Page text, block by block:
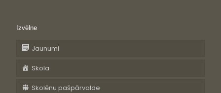
Izvēlne
Jaunumi
Skola
Skolēnu pašpārvalde